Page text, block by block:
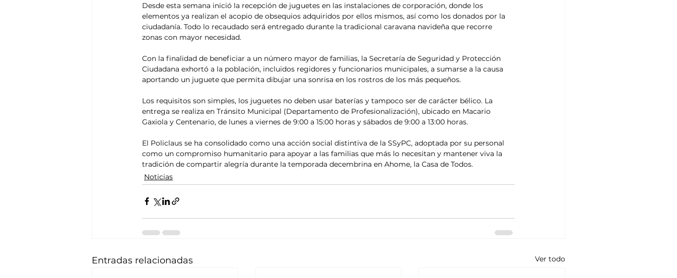
Desde esta semana inició la recepción de juguetes en las instalaciones de corporación, donde los
elementos ya realizan el acopio de obsequios adquiridos por ellos mismos, así como los donados por la
ciudadanía. Todo lo recaudado será entregado durante la tradicional caravana navideña que recorre
zonas con mayor necesidad.
Con la finalidad de beneficiar a un número mayor de familias, la Secretaría de Seguridad y Protección
Ciudadana exhortó a la población, incluidos regidores y funcionarios municipales, a sumarse a la causa
aportando un juguete que permita dibujar una sonrisa en los rostros de los más pequeños.
Los requisitos son simples, los juguetes no deben usar baterías y tampoco ser de carácter bélico. La
entrega se realiza en Tránsito Municipal (Departamento de Profesionalización), ubicado en Macario
Gaxiola y Centenario, de lunes a viernes de 9:00 a 15:00 horas y sábados de 9:00 a 13:00 horas.
El Policlaus se ha consolidado como una acción social distintiva de la SSyPC, adoptada por su personal
como un compromiso humanitario para apoyar a las familias que más lo necesitan y mantener viva la
tradición de compartir alegría durante la temporada decembrina en Ahome, la Casa de Todos.
Noticias
Entradas relacionadas Ver todo